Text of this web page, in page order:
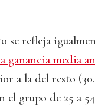
se refleja
ganancia media
a la del resto
el grupo de 25 a